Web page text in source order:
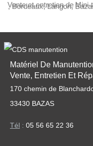
Vente et entretien de Mini-
, Bordeaux, Langon,
Matériel De
Vente, Entretien Et
170 chemin de
33430 BAZAS
Tél : 05 56 65 22 36